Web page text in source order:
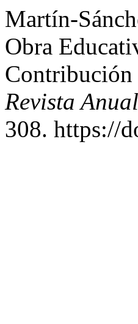
Martín-
Obra
Contribución
Revista
308. https://